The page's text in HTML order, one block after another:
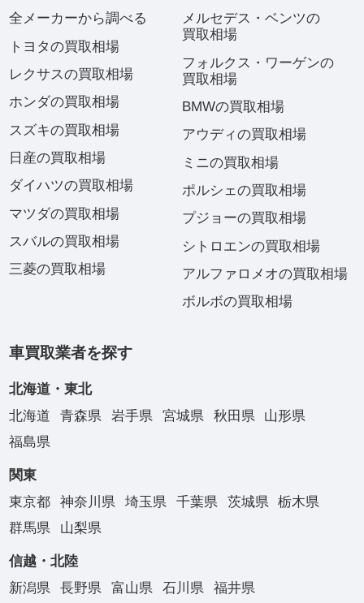
全メーカーから調べる
トヨタの買取相場
レクサスの買取相場
ホンダの買取相場
スズキの買取相場
日産の買取相場
ダイハツの買取相場
マツダの買取相場
スバルの買取相場
三菱の買取相場
メルセデス・ベンツの
買取相場
フォルクス・ワーゲンの
買取相場
BMWの買取相場
アウディの買取相場
ミニの買取相場
ポルシェの買取相場
プジョーの買取相場
シトロエンの買取相場
アルファロメオの買取相場
ボルボの買取相場
車買取業者を探す
北海道・東北
北海道
青森県 岩手県 宮城県 秋田県
山形県
福島県
関東
東京都
神奈川県 埼玉県 千葉県 茨城県
栃木県
群馬県
山梨県
信越・北陸
新潟県
長野県 富山県 石川県 福井県